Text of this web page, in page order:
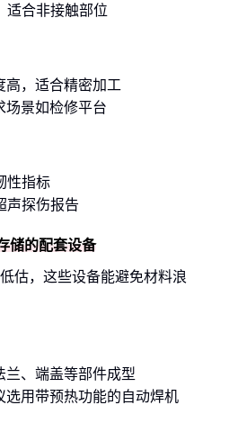
适合非接触部位
高，适合精密加工
场景如检修平台
性指标
声探伤报告
储的配套设备
估，这些设备能避免材料浪
兰、端盖等部件成型
选用带预热功能的自动焊机